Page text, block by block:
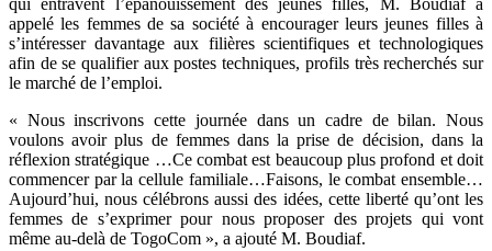
appelé les femmes de sa société à encourager leurs jeunes filles à
s’intéresser davantage aux filières scientifiques et technologiques
afin de se qualifier aux postes techniques, profils très recherchés sur
le marché de l’emploi.
« Nous inscrivons cette journée dans un cadre de bilan. Nous
voulons avoir plus de femmes dans la prise de décision, dans la
réflexion stratégique …Ce combat est beaucoup plus profond et doit
commencer par la cellule familiale…Faisons, le combat ensemble…
Aujourd’hui, nous célébrons aussi des idées, cette liberté qu’ont les
femmes de s’exprimer pour nous proposer des projets qui vont
même au-delà de TogoCom », a ajouté M. Boudiaf.